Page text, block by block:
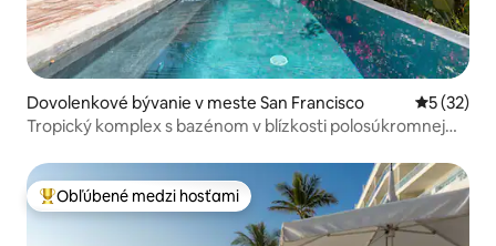
Dovolenkové bývanie v meste San Francisco
5 (32)
Tropický komplex s bazénom v blízkosti polosúkromnej
Najobľúbenejšie medzi hosťami
Obľúbené medzi hosťami